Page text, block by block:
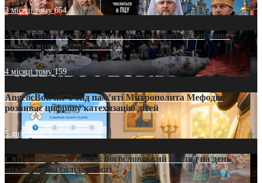
3 місяці тому654
«Кейс Тихона» у Тернополі: як Молитовний сніданок
оголив кризу довіри в ПЦУ
4 місяці тому159
AngelicBot: як Фонд пам’яті Митрополита Мефодія
розвиває цифрову катехизацію дітей
5 днів тому9
Світові лідери в Києві: богословський погляд на день
міжнародної солідарності